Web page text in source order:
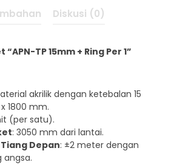
Diskusi (0)
TP 15mm + Ring Per 1”
akrilik dengan ketebalan 15
1800 mm.
(per satu).
: 3050 mm dari lantai.
Depan: ±2 meter dengan
angsa.